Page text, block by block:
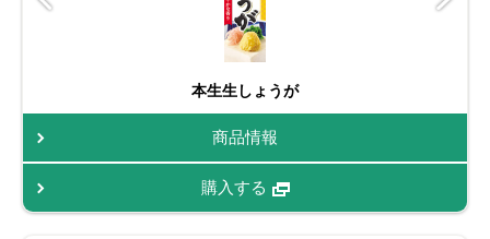
本生生しょうが
商品情報
購入する